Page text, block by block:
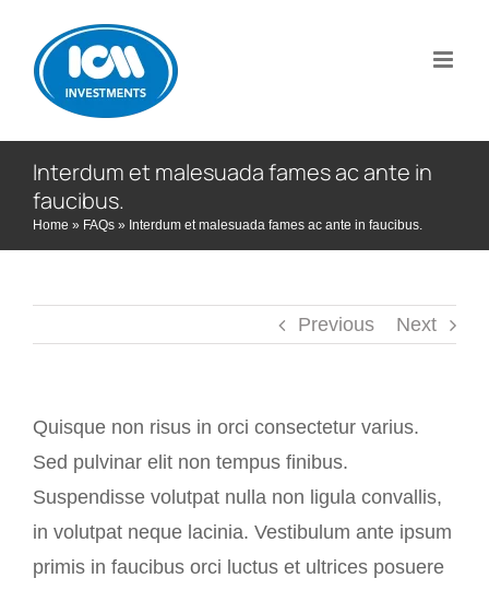
content
Interdum et malesuada fames ac ante in
faucibus.
Home » FAQs » Interdum et malesuada fames ac ante in faucibus.
Previous Next
Quisque non risus in orci consectetur varius.
Sed pulvinar elit non tempus finibus.
Suspendisse volutpat nulla non ligula convallis,
in volutpat neque lacinia. Vestibulum ante ipsum
primis in faucibus orci luctus et ultrices posuere